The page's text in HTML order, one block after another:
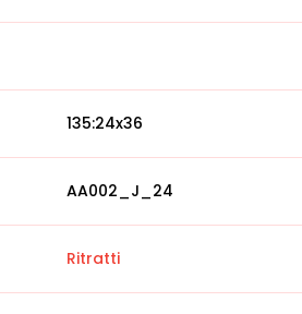
135:24x36
AA002_J_24
Ritratti